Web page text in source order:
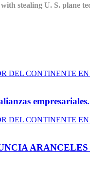
stealing U. S. plane
empresariales.